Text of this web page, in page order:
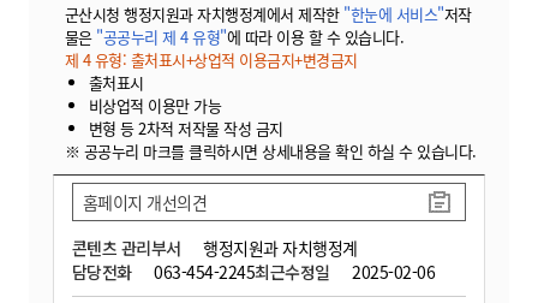
군산시청 행정지원과 자치행정계에서 제작한 "한눈에 서비스"저작
물은 "공공누리 제 4 유형"에 따라 이용 할 수 있습니다.
제 4 유형: 출처표시+상업적 이용금지+변경금지
출처표시
비상업적 이용만 가능
변형 등 2차적 저작물 작성 금지
※ 공공누리 마크를 클릭하시면 상세내용을 확인 하실 수 있습니다.
콘텐츠 관리부서
행정지원과 자치행정계
담당전화
063-454-2245최근수정일 2025-02-06
홈페이지 개선의견